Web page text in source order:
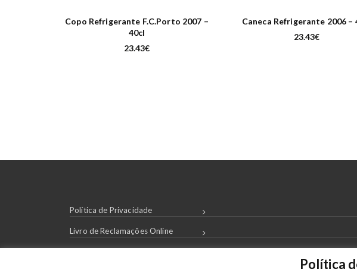
Copo Refrigerante F.C.Porto 2007 –
40cl
23.43€
Caneca Refrigerante 2006 –
23.43€
Política de Privacidade
Livro de Reclamações Online
Condições de Compra
Política